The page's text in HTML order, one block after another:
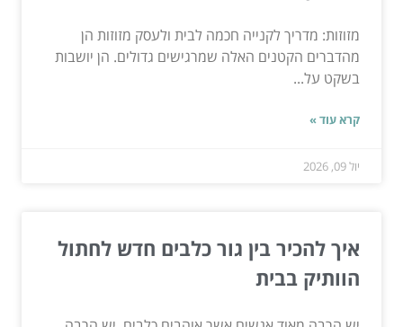
מזוזות: מדריך לקנייה חכמה לבית ולעסק מזוזות הן
מהדברים הקטנים האלה שמרגישים גדולים. הן יושבות
בשקט על...
קרא עוד »
יול 09, 2026
איך להכיר בין גור כלבים חדש לחתול
הוותיק בבית